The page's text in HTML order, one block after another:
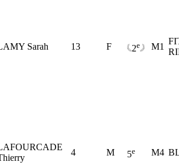
Sarah 13 F 2e M1
4 M 5e M4